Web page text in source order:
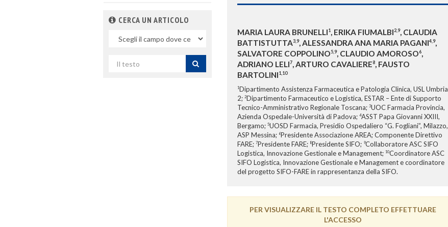
MARIA LAURA BRUNELLI1, ERIKA FIUMALBI2,9, CLAUDIA
BATTISTUTTA3,9, ALESSANDRA ANA MARIA PAGANI4,9,
SALVATORE COPPOLINO5,9, CLAUDIO AMOROSO6,
ADRIANO LELI7, ARTURO CAVALIERE8, FAUSTO
BARTOLINI1,10
1Dipartimento Assistenza Farmaceutica e Patologia Clinica, USL Umbria
2; 2Dipartimento Farmaceutico e Logistica, ESTAR – Ente di Supporto
Tecnico-Amministrativo Regionale Toscana; 3UOC Farmacia Provincia,
Azienda Ospedale-Università di Padova; 4ASST Papa Giovanni XXIII,
Bergamo; 5UOSD Farmacia, Presidio Ospedaliero “G. Fogliani”, Milazzo,
ASP Messina; 6Presidente Associazione AREA; Componente Direttivo
FARE; 7Presidente FARE; 8Presidente SIFO; 9Collaboratore ASC SIFO
Logistica, Innovazione Gestionale e Management; 10Coordinatore ASC
SIFO Logistica, Innovazione Gestionale e Management e coordinatore
del progetto SIFO-FARE in rappresentanza della SIFO.
PER VISUALIZZARE IL TESTO COMPLETO EFFETTUARE
L'ACCESSO
CERCA UN ARTICOLO
campo
per